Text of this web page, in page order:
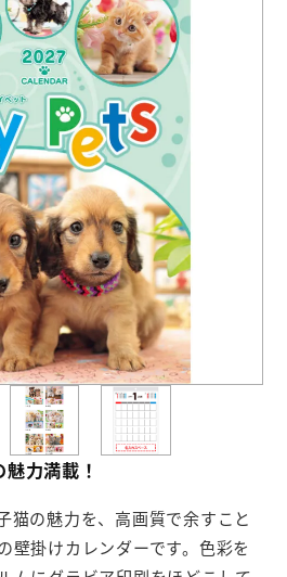
お問い合わせ
トティッシュ本舗
ダー本舗
本舗
ディー本舗
スティッシュ本舗
力満載！
猫の魅力を、高画質で余すこと
壁掛けカレンダーです。色彩を